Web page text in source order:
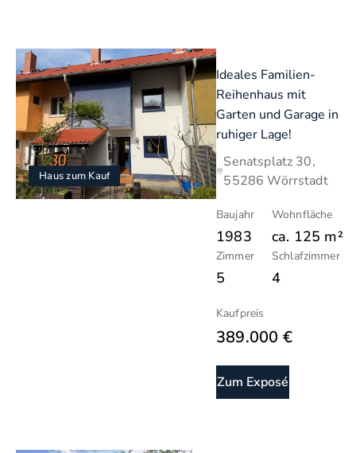
Haus zum Kauf
Ideales Familien-
Reihenhaus mit
Garten und Garage in
ruhiger Lage!
Senatsplatz 30,
55286 Wörrstadt
Baujahr
1983
Wohnfläche
ca. 125 m²
Zimmer
5
Schlafzimmer
4
Kaufpreis
389.000 €
Zum Exposé